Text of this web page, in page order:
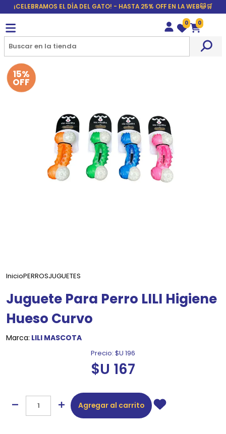
¡CELEBRAMOS EL DÍA DEL GATO! - HASTA 25% OFF EN LA WEB🐱🛒
Wishlist
0
Carrito
0
15%
OFF
InicioPERROSJUGUETES
Juguete Para Perro LILI Higiene
Hueso Curvo
Marca: LILI MASCOTA
Precio: $U 196
$U 167
Agregar al carrito